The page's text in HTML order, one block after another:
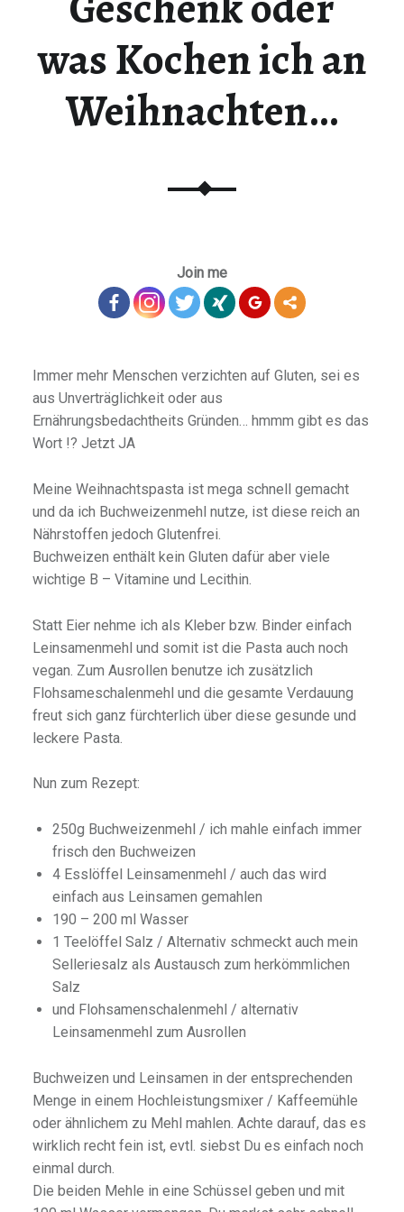
was Kochen ich an
Weihnachten…
Join me
Immer mehr Menschen verzichten auf Gluten, sei es
aus Unverträglichkeit oder aus
Ernährungsbedachtheits Gründen… hmmm gibt es das
Wort !? Jetzt JA
Meine Weihnachtspasta ist mega schnell gemacht
und da ich Buchweizenmehl nutze, ist diese reich an
Nährstoffen jedoch Glutenfrei.
Buchweizen enthält kein Gluten dafür aber viele
wichtige B – Vitamine und Lecithin.
Statt Eier nehme ich als Kleber bzw. Binder einfach
Leinsamenmehl und somit ist die Pasta auch noch
vegan. Zum Ausrollen benutze ich zusätzlich
Flohsameschalenmehl und die gesamte Verdauung
freut sich ganz fürchterlich über diese gesunde und
leckere Pasta.
Nun zum Rezept:
250g Buchweizenmehl / ich mahle einfach immer
frisch den Buchweizen
4 Esslöffel Leinsamenmehl / auch das wird
einfach aus Leinsamen gemahlen
190 – 200 ml Wasser
1 Teelöffel Salz / Alternativ schmeckt auch mein
Selleriesalz als Austausch zum herkömmlichen
Salz
und Flohsamenschalenmehl / alternativ
Leinsamenmehl zum Ausrollen
Buchweizen und Leinsamen in der entsprechenden
Menge in einem Hochleistungsmixer / Kaffeemühle
oder ähnlichem zu Mehl mahlen. Achte darauf, das es
wirklich recht fein ist, evtl. siebst Du es einfach noch
einmal durch.
Die beiden Mehle in eine Schüssel geben und mit